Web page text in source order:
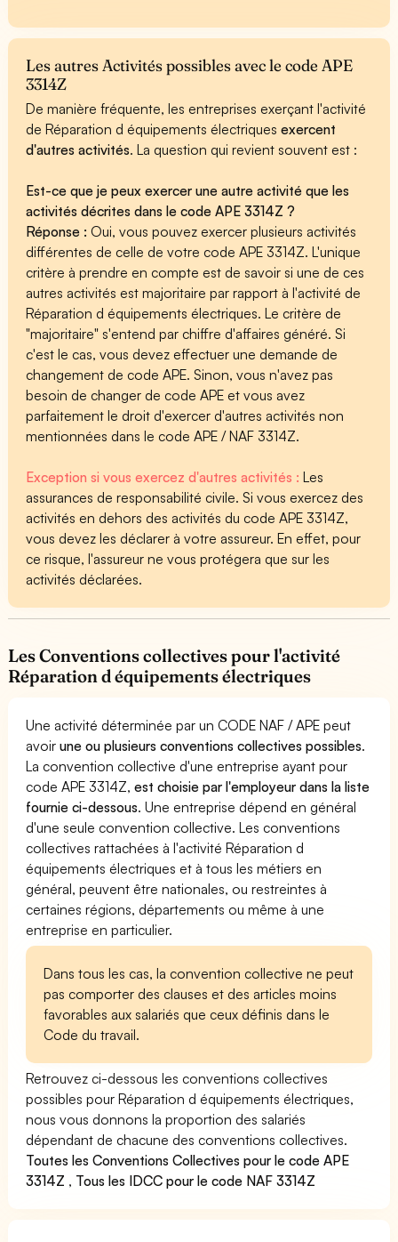
Les autres Activités possibles avec le code APE
3314Z
De manière fréquente, les entreprises exerçant l'activité
de Réparation d équipements électriquesexercent
d'autres activités. La question qui revient souvent est :
Est-ce que je peux exercer une autre activité que les
activités décrites dans le code APE 3314Z ?
Réponse :Oui, vous pouvez exercer plusieurs activités
différentes de celle de votre code APE 3314Z. L'unique
critère à prendre en compte est de savoir si une de ces
autres activités est majoritaire par rapport à l'activité de
Réparation d équipements électriques. Le critère de
"majoritaire" s'entend par chiffre d'affaires généré. Si
c'est le cas, vous devez effectuer une demande de
changement de code APE. Sinon, vous n'avez pas
besoin de changer de code APE et vous avez
parfaitement le droit d'exercer d'autres activités non
mentionnées dans le code APE / NAF 3314Z.
Exception si vous exercez d'autres activités :Les
assurances de responsabilité civile. Si vous exercez des
activités en dehors des activités du code APE 3314Z,
vous devez les déclarer à votre assureur. En effet, pour
ce risque, l'assureur ne vous protégera que sur les
activités déclarées.
Les Conventions collectives pour l'activité
Réparation d équipements électriques
Une activité déterminée par un CODE NAF / APE peut
avoirune ou plusieurs conventions collectives possibles.
La convention collective d'une entreprise ayant pour
code APE 3314Z,est choisie par l'employeur dans la liste
fournie ci-dessous. Une entreprise dépend en général
d'une seule convention collective. Les conventions
collectives rattachées à l'activité Réparation d
équipements électriques et à tous les métiers en
général, peuvent être nationales, ou restreintes à
certaines régions, départements ou même à une
entreprise en particulier.
Dans tous les cas, la convention collective ne peut
pas comporter des clauses et des articles moins
favorables aux salariés que ceux définis dans le
Code du travail.
Retrouvez ci-dessous les conventions collectives
possibles pour Réparation d équipements électriques,
nous vous donnons la proportion des salariés
dépendant de chacune des conventions collectives.
Toutes les Conventions Collectives pour le code APE
3314Z , Tous les IDCC pour le code NAF 3314Z